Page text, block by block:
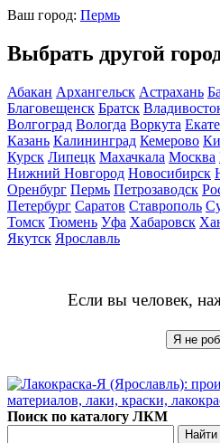
Ваш город: Пермь
Выбрать другой
Абакан Архангельск Астрахань
Благовещенск Братск
Волгоград Вологда Воркута
Казань Калининград Кемерово
Курск Липецк Махачкала Москва
Нижний Новгород Новосибирск
Оренбург Пермь Петрозаводск
Петербург Саратов Ставрополь
Томск Тюмень Уфа Хабаровск
Якутск Ярославль
Если вы человек,
Я не
Поиск по каталогу ЛКМ
Найти